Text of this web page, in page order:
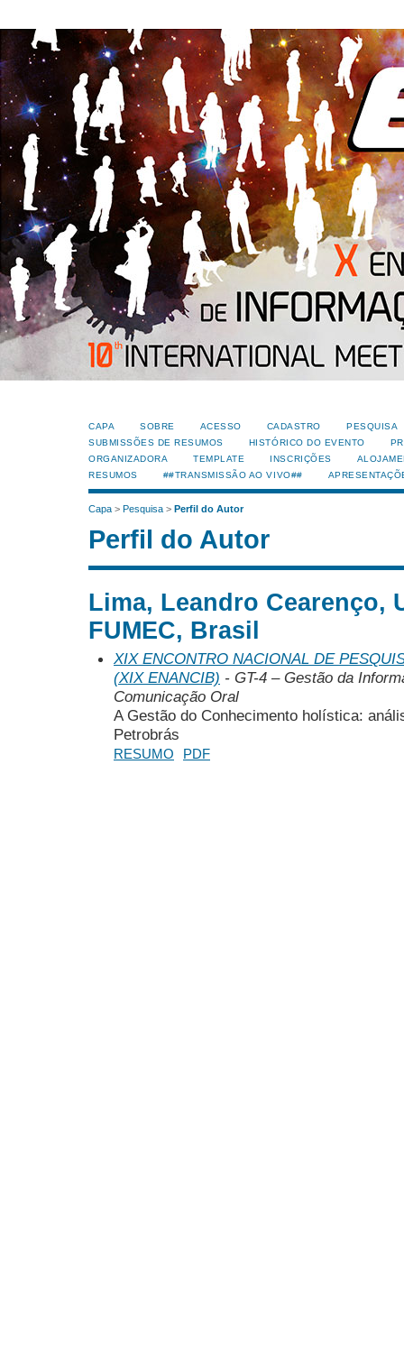
CAPA SOBRE ACESSO CADASTRO
PESQUISA
SUBMISSÕES DE RESUMOS
HISTÓRICO DO EVENTO
ORGANIZADORA
TEMPLATE INSCRIÇÕES
RESUMOS
##TRANSMISSÃO AO VIVO##
Capa > Pesquisa > Perfil do Autor
Perfil do Autor
Lima, Leandro Cearenço,
FUMEC, Brasil
XIX ENCONTRO NACIONAL DE
(XIX ENANCIB) - GT-4 – Gestão da
Comunicação Oral
A Gestão do Conhecimento holística:
Petrobrás
RESUMO PDF